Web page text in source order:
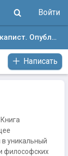
Войти
Перерождение: Древо / Пауль Эскапист. Опубликовано: 7 дек. 2020 в 1:34
Написать
в уникальный
философских